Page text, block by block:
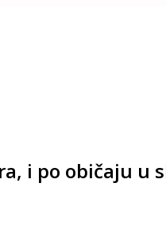
i po običaju u